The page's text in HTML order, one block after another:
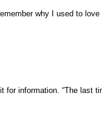
why I used to
information. “The last